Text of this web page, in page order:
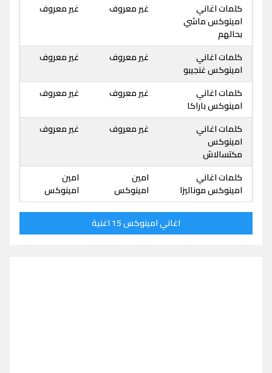
كلمات اغاني
امينوكس ماشي
بحالهم
غير معروف غير معروف
كلمات اغاني
امينوكس غنجيبو
غير معروف غير معروف
كلمات اغاني
امينوكس باراكا
غير معروف غير معروف
كلمات اغاني
امينوكس
مكتسالاش
غير معروف غير معروف
كلمات اغاني
امينوكس موناليزا
امين
امينوكس
امين
امينوكس
اغاني امينوكس 15 اغنية